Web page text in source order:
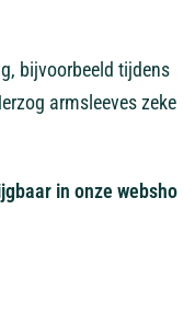
bijvoorbeeld tijdens
armsleeves zeke
in onze websho